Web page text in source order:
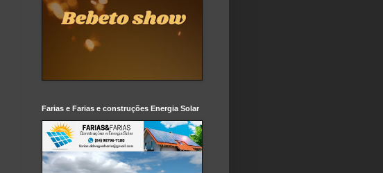
Farias e Farias e construções Energia Solar